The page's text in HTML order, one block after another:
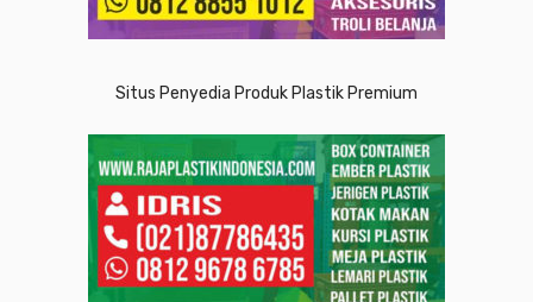
Situs Penyedia Produk Plastik Premium